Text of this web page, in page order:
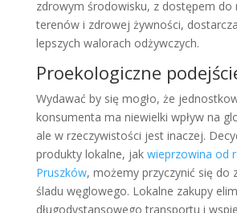
zdrowym środowisku, z dostępem do
terenów i zdrowej żywności,
lepszych walorach odżywczych.
Proekologiczne
Wydawać by się mogło, że
konsumenta ma niewielki wpływ na
ale w rzeczywistości jest inaczej.
produkty lokalne, jak wieprzowina od
Pruszków, możemy przyczynić się do
śladu węglowego. Lokalne zakupy
długodystansowego transportu i